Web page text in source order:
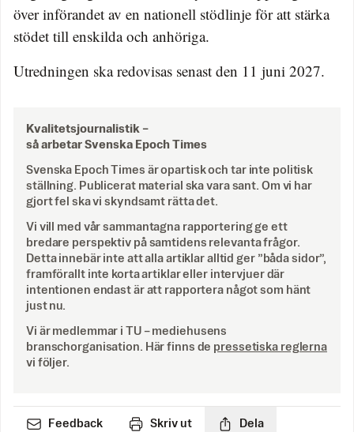
över införandet av en nationell stödlinje för att stärka
stödet till enskilda och anhöriga.
Utredningen ska redovisas senast den 11 juni 2027.
Kvalitetsjournalistik –
så arbetar Svenska Epoch Times
Svenska Epoch Times är opartisk och tar inte politisk
ställning. Publicerat material ska vara sant. Om vi har
gjort fel ska vi skyndsamt rätta det.
Vi vill med vår sammantagna rapportering ge ett
bredare perspektiv på samtidens relevanta frågor.
Detta innebär inte att alla artiklar alltid ger ”båda sidor”,
framförallt inte korta artiklar eller intervjuer där
intentionen endast är att rapportera något som hänt
just nu.
Vi är medlemmar i TU – mediehusens
branschorganisation. Här finns de pressetiska reglerna
vi följer.
Feedback Skriv ut Dela